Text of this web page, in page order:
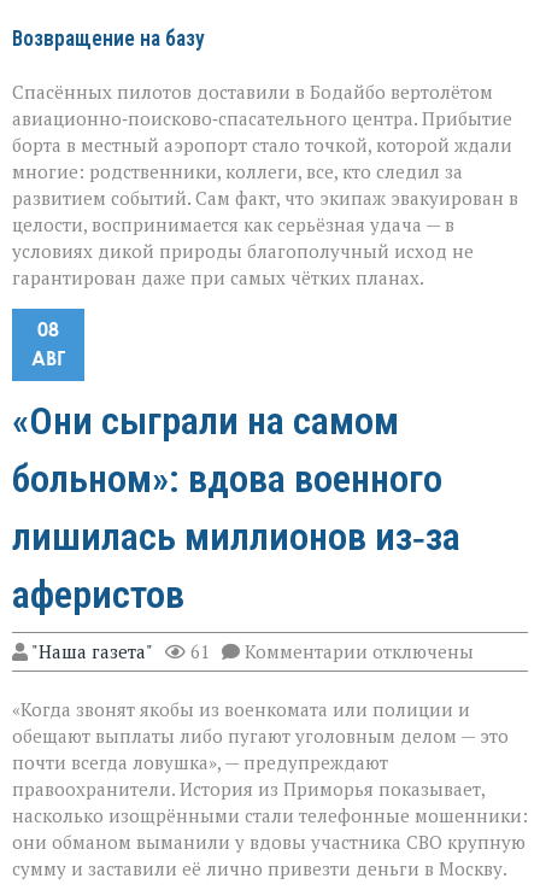
Возвращение на базу
Спасённых пилотов доставили в Бодайбо вертолётом
авиационно‑поисково‑спасательного центра. Прибытие
борта в местный аэропорт стало точкой, которой ждали
многие: родственники, коллеги, все, кто следил за
развитием событий. Сам факт, что экипаж эвакуирован в
целости, воспринимается как серьёзная удача — в
условиях дикой природы благополучный исход не
гарантирован даже при самых чётких планах.
08
АВГ
«Они сыграли на самом
больном»: вдова военного
лишилась миллионов из‑за
аферистов
"Наша газета" 61 Комментарии к
записи
сыграли
на
самом
больном»:
вдова
военного
лишилась
миллионов
из‑за
отключены
«Когда звонят якобы из военкомата или полиции и
обещают выплаты либо пугают уголовным делом — это
почти всегда ловушка», — предупреждают
правоохранители. История из Приморья показывает,
насколько изощрёнными стали телефонные мошенники:
они обманом выманили у вдовы участника СВО крупную
сумму и заставили её лично привезти деньги в Москву.